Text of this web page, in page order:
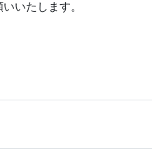
いいたします。